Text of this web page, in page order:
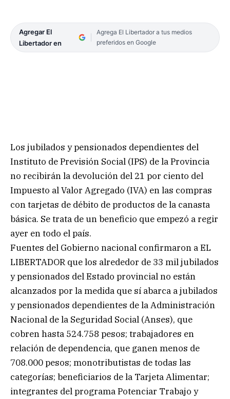
Agregar El
Libertador en
Agrega El Libertador a tus medios
preferidos en Google
Los jubilados y pensionados dependientes del
Instituto de Previsión Social (IPS) de la Provincia
no recibirán la devolución del 21 por ciento del
Impuesto al Valor Agregado (IVA) en las compras
con tarjetas de débito de productos de la canasta
básica. Se trata de un beneficio que empezó a regir
ayer en todo el país.
Fuentes del Gobierno nacional confirmaron a EL
LIBERTADOR que los alrededor de 33 mil jubilados
y pensionados del Estado provincial no están
alcanzados por la medida que sí abarca a jubilados
y pensionados dependientes de la Administración
Nacional de la Seguridad Social (Anses), que
cobren hasta 524.758 pesos; trabajadores en
relación de dependencia, que ganen menos de
708.000 pesos; monotributistas de todas las
categorías; beneficiarios de la Tarjeta Alimentar;
integrantes del programa Potenciar Trabajo y